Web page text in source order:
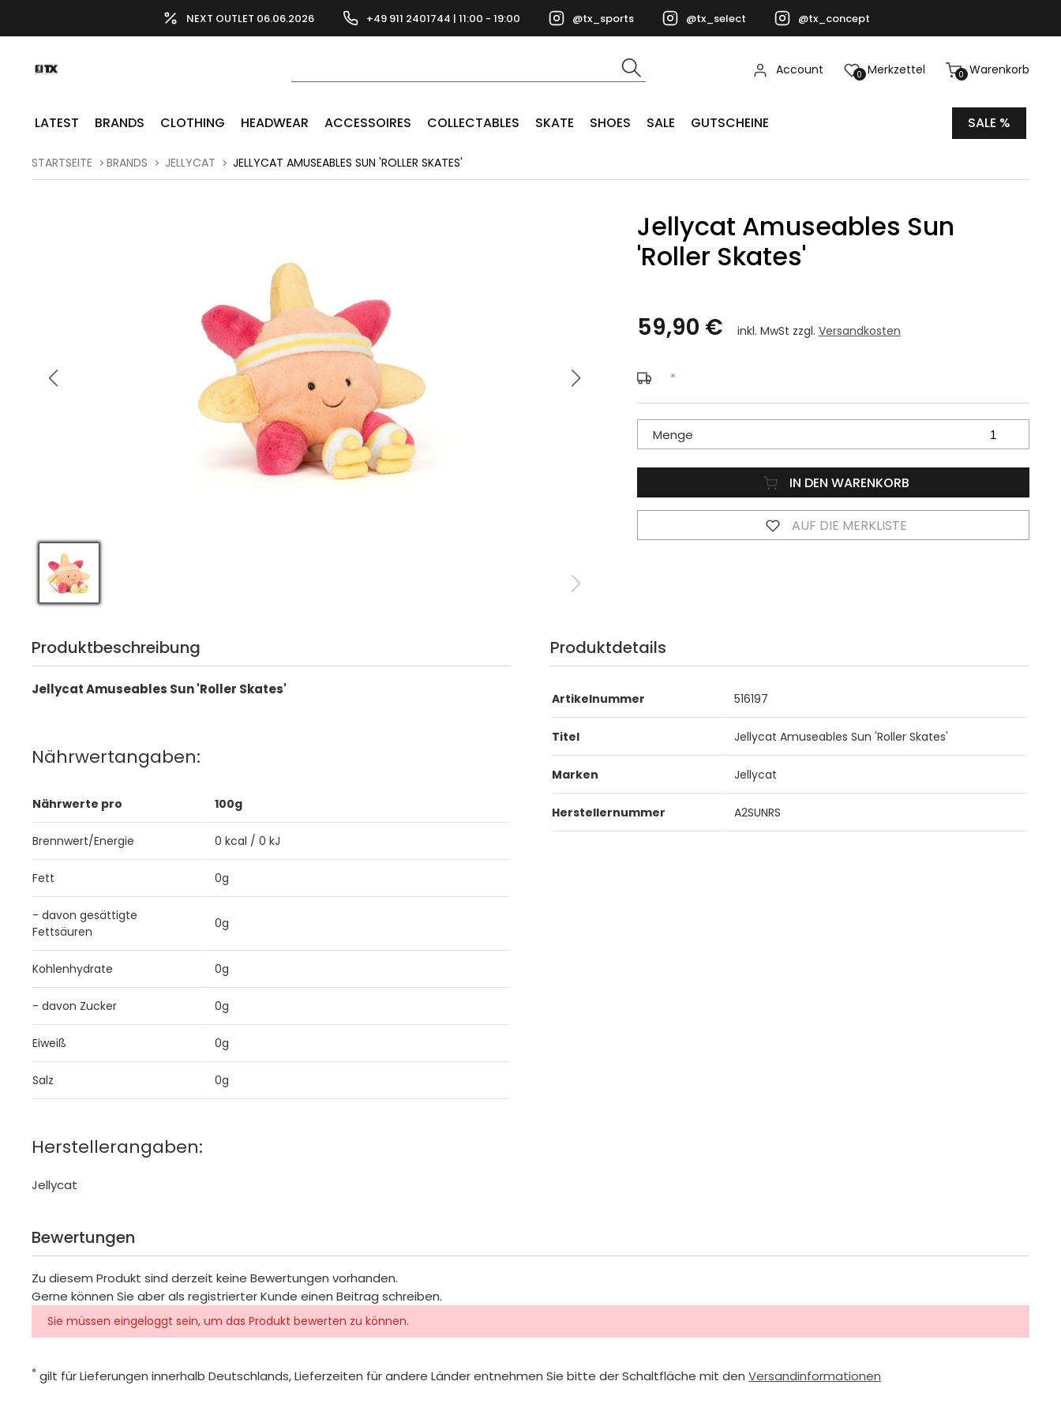
NEXT OUTLET 06.06.2026 +49 911 2401744 | 11:00 - 19:00 @tx_sports @tx_select @tx_concept
0 Warenkorb
0 Merkzettel
Account
LATEST BRANDS CLOTHING HEADWEAR ACCESSOIRES COLLECTABLES SKATE SHOES SALE GUTSCHEINE SALE %
STARTSEITE BRANDS JELLYCAT JELLYCAT AMUSEABLES SUN 'ROLLER SKATES'
Jellycat Amuseables Sun
'Roller Skates'
59,90 € inkl. MwSt zzgl. Versandkosten
*
Menge
IN DEN WARENKORB
AUF DIE MERKLISTE
Produktbeschreibung
Jellycat Amuseables Sun 'Roller Skates'
Nährwertangaben:
Nährwerte pro 100g
Brennwert/Energie 0 kcal / 0 kJ
Fett 0g
- davon gesättigte
Fettsäuren
0g
Kohlenhydrate 0g
- davon Zucker 0g
Eiweiß 0g
Salz 0g
Herstellerangaben:
Jellycat
Produktdetails
Artikelnummer 516197
Titel Jellycat Amuseables Sun 'Roller Skates'
Marken Jellycat
Herstellernummer A2SUNRS
Bewertungen
Zu diesem Produkt sind derzeit keine Bewertungen vorhanden.
Gerne können Sie aber als registrierter Kunde einen Beitrag schreiben.
Sie müssen eingeloggt sein, um das Produkt bewerten zu können.
* gilt für Lieferungen innerhalb Deutschlands, Lieferzeiten für andere Länder entnehmen Sie bitte der Schaltfläche mit denVersandinformationen